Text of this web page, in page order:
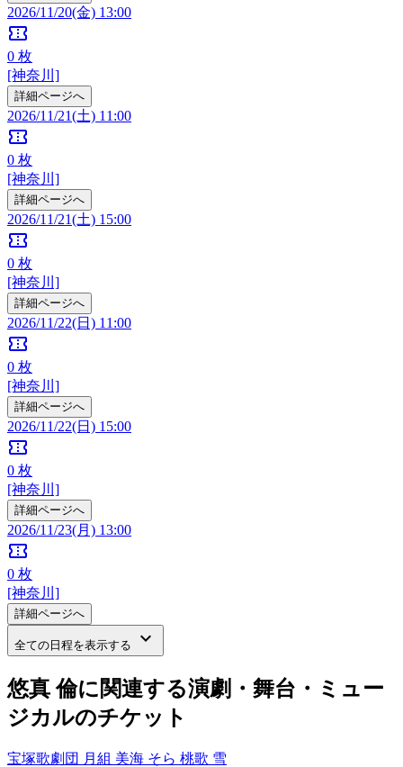
2026/11/20(金) 13:00
confirmation_number
0 枚
[神奈川]
詳細ページへ
2026/11/21(土) 11:00
confirmation_number
0 枚
[神奈川]
詳細ページへ
2026/11/21(土) 15:00
confirmation_number
0 枚
[神奈川]
詳細ページへ
2026/11/22(日) 11:00
confirmation_number
0 枚
[神奈川]
詳細ページへ
2026/11/22(日) 15:00
confirmation_number
0 枚
[神奈川]
詳細ページへ
2026/11/23(月) 13:00
confirmation_number
0 枚
[神奈川]
詳細ページへ
全ての日程を表示する keyboard_arrow_down
悠真 倫に関連する演劇・舞台・ミュー
ジカルのチケット
宝塚歌劇団 月組 美海 そら 桃歌 雪